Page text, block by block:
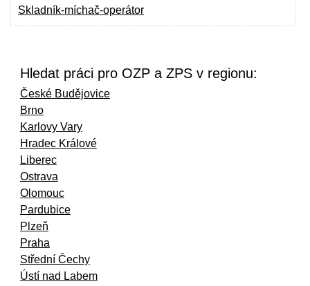
Skladník-míchač-operátor
Hledat práci pro OZP a ZPS v regionu:
České Budějovice
Brno
Karlovy Vary
Hradec Králové
Liberec
Ostrava
Olomouc
Pardubice
Plzeň
Praha
Střední Čechy
Ústí nad Labem